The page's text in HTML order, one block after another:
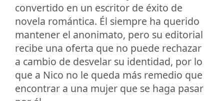
convertido en un escritor de éxito de
novela romántica. Él siempre ha querido
mantener el anonimato, pero su editorial
recibe una oferta que no puede rechazar
a cambio de desvelar su identidad, por lo
que a Nico no le queda más remedio que
encontrar a una mujer que se haga pasar